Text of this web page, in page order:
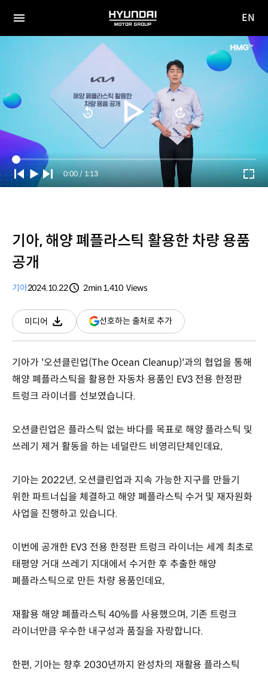
전체
HYUNDAI
MOTOR
GROUP
사이
이동
EN
Current
Time
0:00 / Duration
1:13
기아, 해양 폐플라스틱 활용한 차량 용품
공개
기아2024.10.22
2min1,410 Views
미디어
다운로드
선호하는 출처로 추가(새
창
기아가 '오션클린업(The Ocean Cleanup)'과의 협업을 통해
해양 폐플라스틱을 활용한 자동차 용품인 EV3 전용 한정판
트렁크 라이너를 선보였습니다.
오션클린업은 플라스틱 없는 바다를 목표로 해양 플라스틱 및
쓰레기 제거 활동을 하는 네덜란드 비영리단체인데요,
기아는 2022년, 오션클린업과 지속 가능한 지구를 만들기
위한 파트너십을 체결하고 해양 폐플라스틱 수거 및 재자원화
사업을 진행하고 있습니다.
이번에 공개한 EV3 전용 한정판 트렁크 라이너는 세계 최초로
태평양 거대 쓰레기 지대에서 수거한 후 추출한 해양
폐플라스틱으로 만든 차량 용품인데요,
재활용 해양 폐플라스틱 40%를 사용했으며, 기존 트렁크
라이너만큼 우수한 내구성과 품질을 자랑합니다.
한편, 기아는 향후 2030년까지 완성차의 재활용 플라스틱